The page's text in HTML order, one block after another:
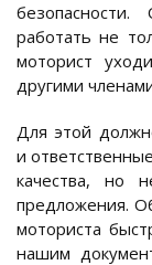
работать не
моторист
другими
Для этой
и
качества, но
предложения.
моториста
нашим